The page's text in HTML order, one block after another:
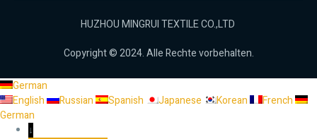
HUZHOU MINGRUI TEXTILE CO.,LTD
Copyright © 2024. Alle Rechte vorbehalten.
German
English
Russian Spanish Japanese Korean
French
German
↓